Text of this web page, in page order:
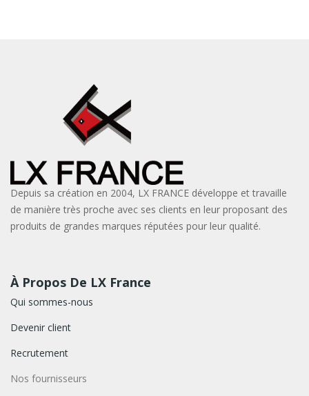
Depuis sa création en 2004, LX FRANCE développe et travaille
de manière très proche avec ses clients en leur proposant des
produits de grandes marques réputées pour leur qualité.
À Propos De LX France
Qui sommes-nous
Devenir client
Recrutement
Nos fournisseurs